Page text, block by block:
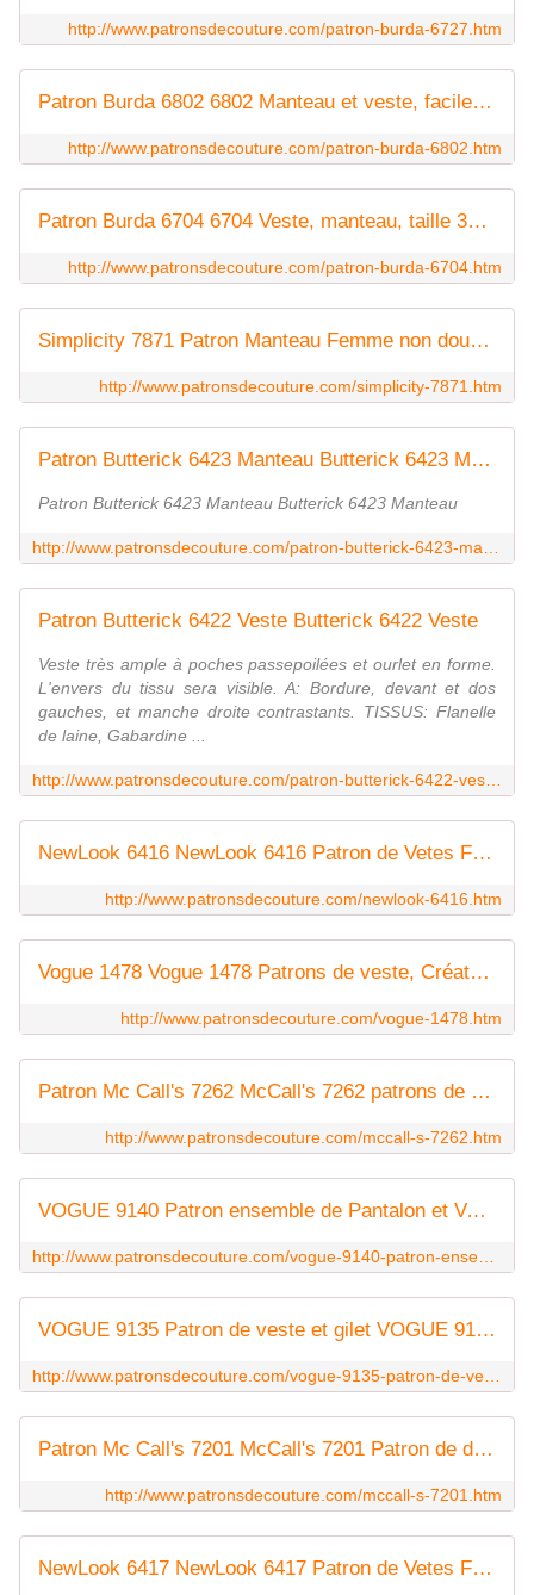
http://www.patronsdecouture.com/patron-burda-6727.htm
Patron Burda 6802 6802 Manteau et veste, facile, tailles 36 à 46
http://www.patronsdecouture.com/patron-burda-6802.htm
Patron Burda 6704 6704 Veste, manteau, taille 36 à 52
http://www.patronsdecouture.com/patron-burda-6704.htm
Simplicity 7871 Patron Manteau Femme non doublé différentes déclinaisons
http://www.patronsdecouture.com/simplicity-7871.htm
Patron Butterick 6423 Manteau Butterick 6423 Manteau
Patron Butterick 6423 Manteau Butterick 6423 Manteau
Patron Butterick 6422 Veste Butterick 6422 Veste
Veste très ample à poches passepoilées et ourlet en forme.
L'envers du tissu sera visible. A: Bordure, devant et dos
gauches, et manche droite contrastants. TISSUS: Flanelle
de laine, Gabardine ...
NewLook 6416 NewLook 6416 Patron de Vetes Femmes (34 à 52), Facile
http://www.patronsdecouture.com/newlook-6416.htm
Vogue 1478 Vogue 1478 Patrons de veste, Créateur Sandra Betzina, taille unique
http://www.patronsdecouture.com/vogue-1478.htm
Patron Mc Call's 7262 McCall's 7262 patrons de veste et poncho, facile, tailles 36 à 44 et 46 à 52
http://www.patronsdecouture.com/mccall-s-7262.htm
VOGUE 9140 Patron ensemble de Pantalon et Veste VOGUE 9140 Patron ensemble de Pantalon et Veste Veste (non doublée) et pantalon semi-ajusté, tailles 32 à 42 et 44 à 54
VOGUE 9135 Patron de veste et gilet VOGUE 9135 Patron de veste et gilet Gilet et veste amples, non doublées, tailles 32 à 42 et 44 à 54
Patron Mc Call's 7201 McCall's 7201 Patron de différentes vestes, facile, tailles 32 à 42 et 44 à 54
http://www.patronsdecouture.com/mccall-s-7201.htm
NewLook 6417 NewLook 6417 Patron de Vetes Femmes Tailles 34 à 52